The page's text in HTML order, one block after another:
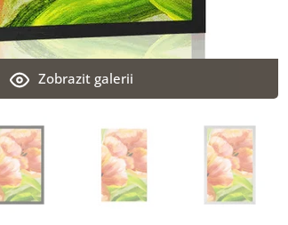
Zobrazit galerii